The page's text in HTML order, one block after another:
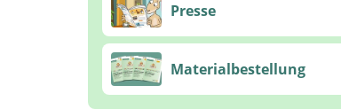
Presse
Materialbestellung